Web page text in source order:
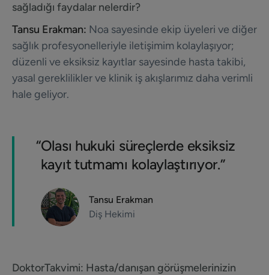
sağladığı faydalar nelerdir?
Tansu Erakman: Noa sayesinde ekip üyeleri ve diğer
sağlık profesyonelleriyle iletişimim kolaylaşıyor;
düzenli ve eksiksiz kayıtlar sayesinde hasta takibi,
yasal gereklilikler ve klinik iş akışlarımız daha verimli
hale geliyor.
“Olası hukuki süreçlerde eksiksiz
kayıt tutmamı kolaylaştırıyor.”
Tansu Erakman
Diş Hekimi
DoktorTakvimi: Hasta/danışan görüşmelerinizin